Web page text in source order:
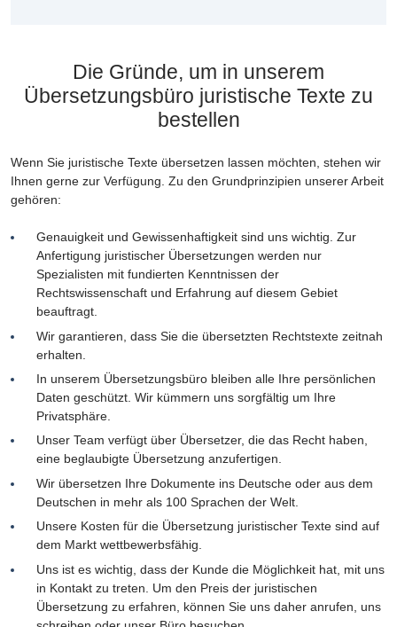
Die Gründe, um in unserem
Übersetzungsbüro juristische Texte zu
bestellen
Wenn Sie juristische Texte übersetzen lassen möchten, stehen wir
Ihnen gerne zur Verfügung. Zu den Grundprinzipien unserer Arbeit
gehören:
Genauigkeit und Gewissenhaftigkeit sind uns wichtig. Zur
Anfertigung juristischer Übersetzungen werden nur
Spezialisten mit fundierten Kenntnissen der
Rechtswissenschaft und Erfahrung auf diesem Gebiet
beauftragt.
Wir garantieren, dass Sie die übersetzten Rechtstexte zeitnah
erhalten.
In unserem Übersetzungsbüro bleiben alle Ihre persönlichen
Daten geschützt. Wir kümmern uns sorgfältig um Ihre
Privatsphäre.
Unser Team verfügt über Übersetzer, die das Recht haben,
eine beglaubigte Übersetzung anzufertigen.
Wir übersetzen Ihre Dokumente ins Deutsche oder aus dem
Deutschen in mehr als 100 Sprachen der Welt.
Unsere Kosten für die Übersetzung juristischer Texte sind auf
dem Markt wettbewerbsfähig.
Uns ist es wichtig, dass der Kunde die Möglichkeit hat, mit uns
in Kontakt zu treten. Um den Preis der juristischen
Übersetzung zu erfahren, können Sie uns daher anrufen, uns